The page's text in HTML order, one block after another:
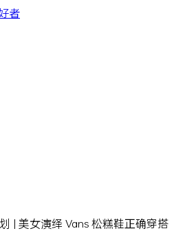
| 美女演绎 Vans 松糕鞋正确穿搭